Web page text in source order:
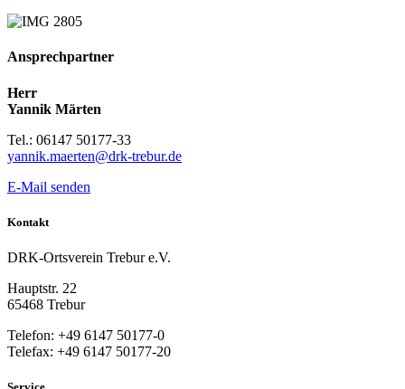
Ansprechpartner
Herr
Yannik Märten
Tel.: 06147 50177-33
yannik.maerten@drk-trebur.de
E-Mail senden
Kontakt
DRK-Ortsverein Trebur e.V.
Hauptstr. 22
65468 Trebur
Telefon: +49 6147 50177-0
Telefax: +49 6147 50177-20